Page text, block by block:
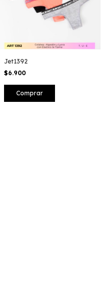
Jet1392
$6.900
Comprar